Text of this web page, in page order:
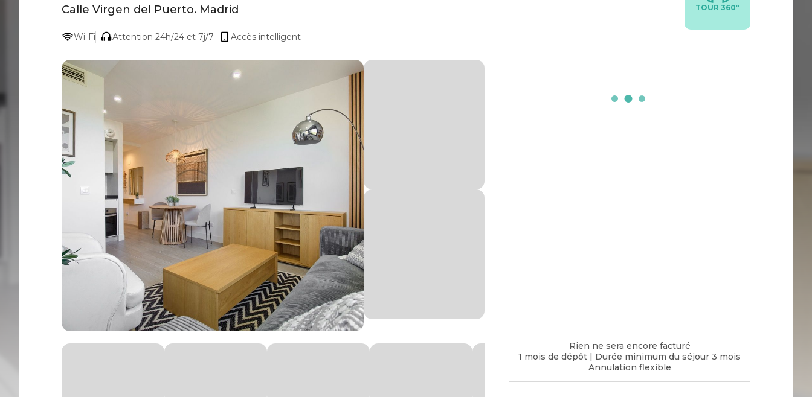
Calle Virgen del Puerto. Madrid
Wi-Fi Attention 24h/24 et 7j/7 Accès intelligent
TOUR 360º
Rien ne sera encore facturé
1 mois de dépôt | Durée minimum du séjour 3 mois
Annulation flexible